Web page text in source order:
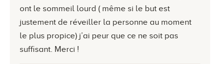
ont le sommeil lourd ( même si le but est
justement de réveiller la personne au moment
le plus propice) j’ai peur que ce ne soit pas
suffisant. Merci !